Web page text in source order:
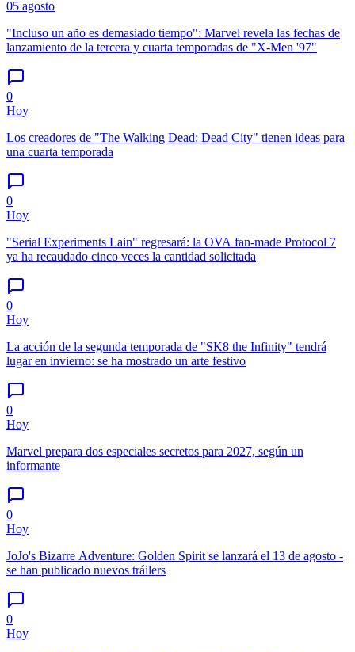
05 agosto
"Incluso un año es demasiado tiempo": Marvel revela las fechas de
lanzamiento de la tercera y cuarta temporadas de "X-Men '97"
0
Hoy
Los creadores de "The Walking Dead: Dead City" tienen ideas para
una cuarta temporada
0
Hoy
"Serial Experiments Lain" regresará: la OVA fan-made Protocol 7
ya ha recaudado cinco veces la cantidad solicitada
0
Hoy
La acción de la segunda temporada de "SK8 the Infinity" tendrá
lugar en invierno: se ha mostrado un arte festivo
0
Hoy
Marvel prepara dos especiales secretos para 2027, según un
informante
0
Hoy
JoJo's Bizarre Adventure: Golden Spirit se lanzará el 13 de agosto -
se han publicado nuevos tráilers
0
Hoy